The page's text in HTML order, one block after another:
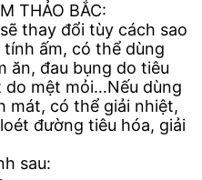
THẢO BẮC:
thay đổi tùy cách sao
ấm, có thể dùng
ăn, đau bụng do tiêu
do mệt mỏi…Nếu dùng
mát, có thể giải nhiệt,
đường tiêu hóa, giải
sau: